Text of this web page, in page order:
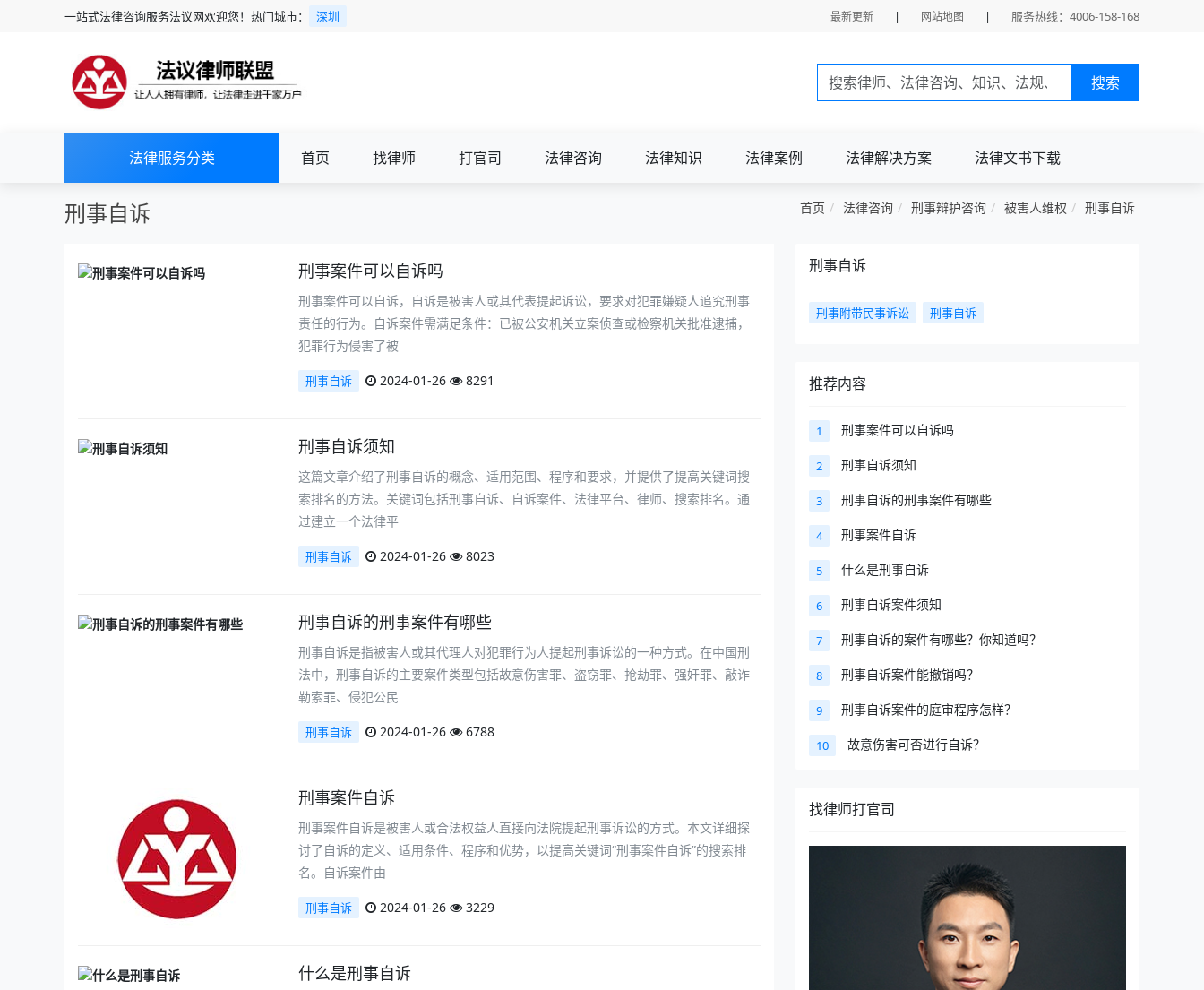
一站式法律咨询服务法议网欢迎您！热门城市： 深圳 最新更新 | 网站地图 | 服务热线：4006-158-168
搜索
法律服务分类 首页 找律师 打官司 法律咨询 法律知识 法律案例 法律解决方案 法律文书下载
刑事自诉 首页 法律咨询 刑事辩护咨询 被害人维权 刑事自诉
刑事案件可以自诉吗
刑事案件可以自诉，自诉是被害人或其代表提起诉讼，要求对犯罪嫌疑人追究刑事
责任的行为。自诉案件需满足条件：已被公安机关立案侦查或检察机关批准逮捕，
犯罪行为侵害了被
刑事自诉 2024-01-26 8291
刑事自诉须知
这篇文章介绍了刑事自诉的概念、适用范围、程序和要求，并提供了提高关键词搜
索排名的方法。关键词包括刑事自诉、自诉案件、法律平台、律师、搜索排名。通
过建立一个法律平
刑事自诉 2024-01-26 8023
刑事自诉的刑事案件有哪些
刑事自诉是指被害人或其代理人对犯罪行为人提起刑事诉讼的一种方式。在中国刑
法中，刑事自诉的主要案件类型包括故意伤害罪、盗窃罪、抢劫罪、强奸罪、敲诈
勒索罪、侵犯公民
刑事自诉 2024-01-26 6788
刑事案件自诉
刑事案件自诉是被害人或合法权益人直接向法院提起刑事诉讼的方式。本文详细探
讨了自诉的定义、适用条件、程序和优势，以提高关键词“刑事案件自诉”的搜索排
名。自诉案件由
刑事自诉 2024-01-26 3229
什么是刑事自诉
刑事自诉
刑事附带民事诉讼 刑事自诉
推荐内容
1 刑事案件可以自诉吗
2 刑事自诉须知
3 刑事自诉的刑事案件有哪些
4 刑事案件自诉
5 什么是刑事自诉
6 刑事自诉案件须知
7 刑事自诉的案件有哪些？你知道吗？
8 刑事自诉案件能撤销吗？
9 刑事自诉案件的庭审程序怎样？
10 故意伤害可否进行自诉？
找律师打官司